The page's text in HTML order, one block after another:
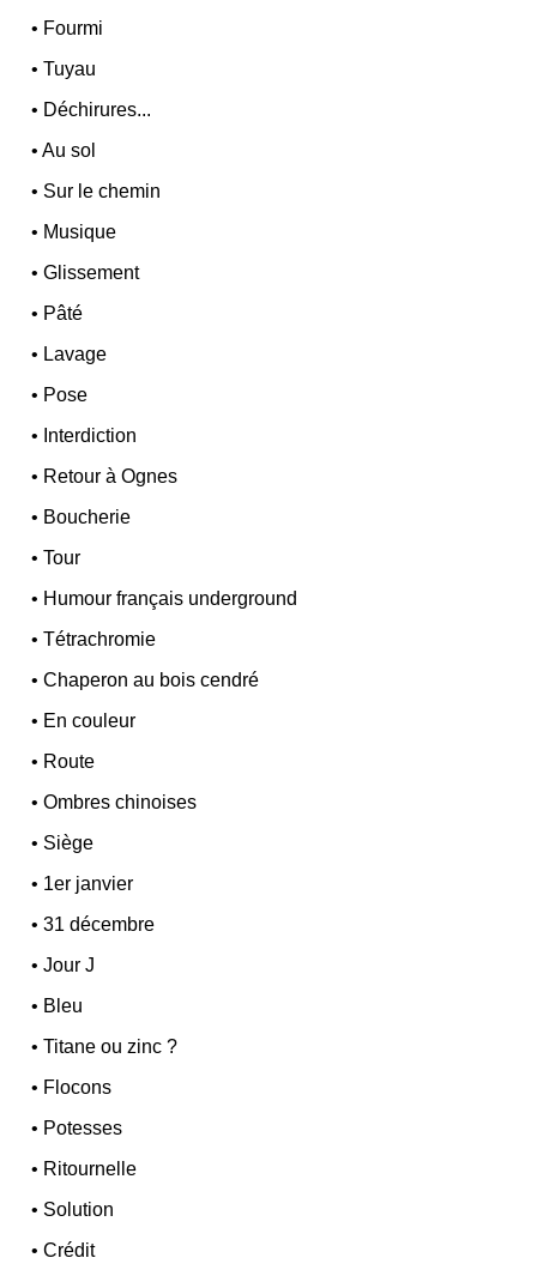
• Fourmi
•Tuyau
• Déchirures...
•Au sol
• Sur le chemin
• Musique
•Glissement
• Pâté
• Lavage
• Pose
• Interdiction
• Retour à Ognes
• Boucherie
•Tour
• Humour français underground
•Tétrachromie
•Chaperon au bois cendré
• En couleur
• Route
•Ombres chinoises
• Siège
• 1er janvier
•31 décembre
•Jour J
• Bleu
•Titane ou zinc ?
• Flocons
• Potesses
• Ritournelle
• Solution
•Crédit